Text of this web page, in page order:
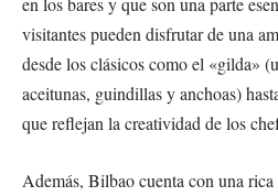
visitantes pueden disfrutar de una
desde los clásicos como el «gilda»
aceitunas, guindillas y anchoas)
que reflejan la creatividad de los
Además, Bilbao cuenta con una